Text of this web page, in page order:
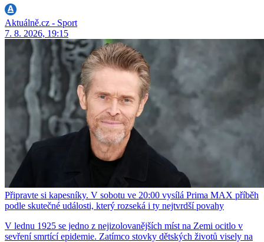
Aktuálně.cz - Sport
7. 8. 2026, 19:15
Připravte si kapesníky. V sobotu ve 20:00 vysílá Prima MAX příběh
podle skutečné události, který rozseká i ty nejtvrdší povahy
V lednu 1925 se jedno z nejizolovanějších míst na Zemi ocitlo v
sevření smrtící epidemie. Zatímco stovky dětských životů visely na